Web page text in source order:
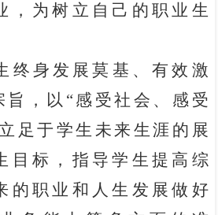
，为树立自己的职业生
终身发展莫基、有效激
旨，以“感受社会、感受
足于学生未来生涯的展
目标，指导学生提高综
的职业和人生发展做好